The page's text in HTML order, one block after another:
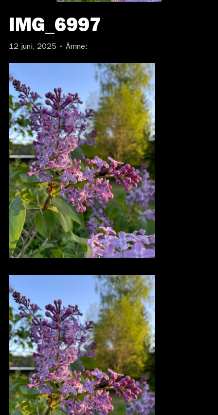
IMG_6997
12 juni, 2025 • Ämne: